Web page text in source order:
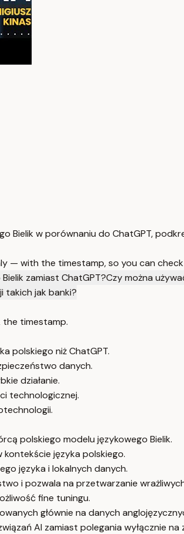
Bielik w porównaniu do ChatGPT,
— with the timestamp, so you can
zamiast ChatGPT?Czy można
takich jak banki?
timestamp.
polskiego niż ChatGPT.
danych.
działanie.
technologicznej.
polskiego modelu językowego Bielik.
kontekście języka polskiego.
języka i lokalnych danych.
i pozwala na przetwarzanie
fine tuningu.
głównie na danych
AI zamiast polegania wyłącznie